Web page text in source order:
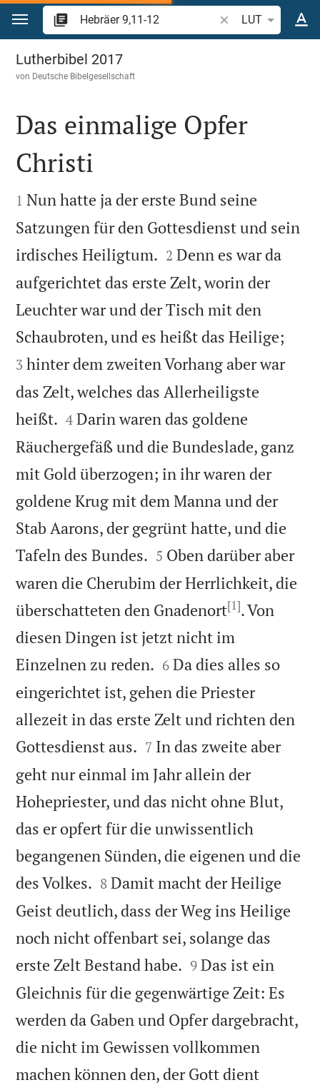
Zum Inhalt springen
Bibelstelle oder
LUT
Hebräer 9
Lutherbibel 2017
von Deutsche Bibelgesellschaft

Das einmalige Opfer
Christi

1 Nun hatte ja der erste Bund seine
Satzungen für den Gottesdienst und sein
irdisches Heiligtum. 

2 Denn es war da
aufgerichtet das erste Zelt, worin der
Leuchter war und der Tisch mit den
Schaubroten, und es heißt das Heilige;
3 hinter dem zweiten Vorhang aber war
das Zelt, welches das Allerheiligste
heißt. 

4 Darin waren das goldene
Räuchergefäß und die Bundeslade, ganz
mit Gold überzogen; in ihr waren der
goldene Krug mit dem Manna und der
Stab Aarons, der gegrünt hatte, und die
Tafeln des Bundes. 

5 Oben darüber aber
waren die Cherubim der Herrlichkeit, die
überschatteten den Gnadenort[1]. Von
diesen Dingen ist jetzt nicht im
Einzelnen zu reden. 

6 Da dies alles so
eingerichtet ist, gehen die Priester
allezeit in das erste Zelt und richten den
Gottesdienst aus. 

7 In das zweite aber
geht nur einmal im Jahr allein der
Hohepriester, und das nicht ohne Blut,
das er opfert für die unwissentlich
begangenen Sünden, die eigenen und die
des Volkes. 

8 Damit macht der Heilige
Geist deutlich, dass der Weg ins Heilige
noch nicht offenbart sei, solange das
erste Zelt Bestand habe. 

9 Das ist ein
Gleichnis für die gegenwärtige Zeit: Es
werden da Gaben und Opfer dargebracht,
die nicht im Gewissen vollkommen
machen können den, der Gott dient